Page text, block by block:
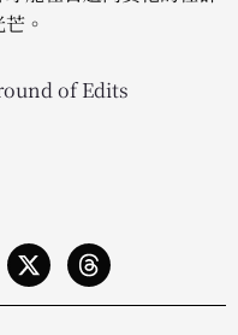
。
of Edits